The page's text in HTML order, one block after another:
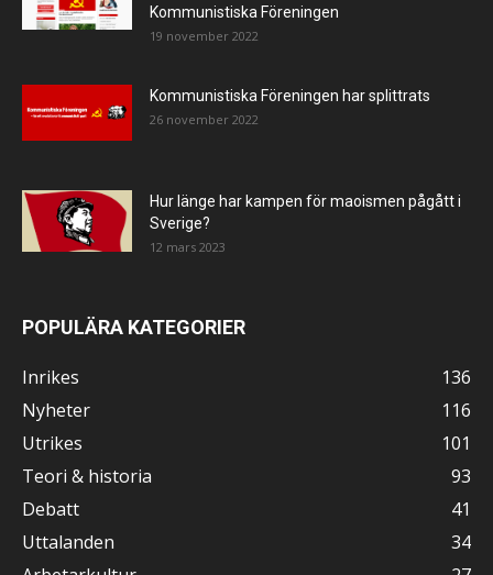
Kommunistiska Föreningen
19 november 2022
Kommunistiska Föreningen har splittrats
26 november 2022
Hur länge har kampen för maoismen pågått i
Sverige?
12 mars 2023
POPULÄRA KATEGORIER
Inrikes
136
Nyheter
116
Utrikes
101
Teori & historia
93
Debatt
41
Uttalanden
34